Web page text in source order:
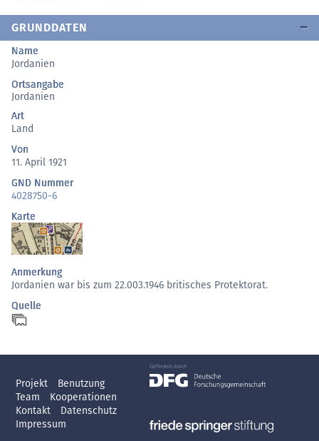
GRUNDDATEN
Name
Jordanien
Ortsangabe
Jordanien
Art
Land
Von
11. April 1921
GND Nummer
4028750-6
Karte
Anmerkung
Jordanien war bis zum 22.003.1946 britisches Protektorat.
Quelle
Projekt
Benutzung
Team
Kooperationen
Kontakt
Datenschutz
Impressum